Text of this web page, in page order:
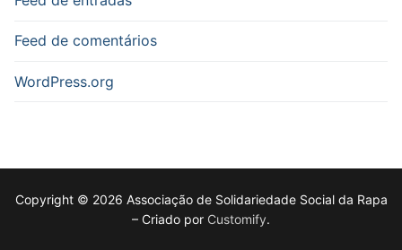
Feed de comentários
WordPress.org
Copyright © 2026 Associação de Solidariedade Social da Rapa
– Criado por Customify.